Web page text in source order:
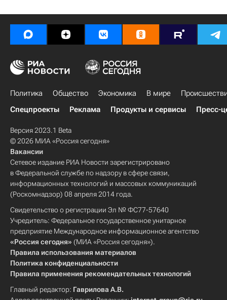
Политика Общество Экономика В мире
Спецпроекты
Реклама Продукты и сервисы Пресс-
Версия 2023.1 Beta
© 2026 МИА «Россия сегодня»
Вакансии
Сетевое издание РИА Новости зарегистрировано
в Федеральной службе по надзору в сфере связи,
информационных технологий и массовых коммуникаций
(Роскомнадзор) 08 апреля 2014 года.
Свидетельство о регистрации Эл № ФС77-57640
Учредитель: Федеральное государственное унитарное
предприятие Международное информационное агентство
«Россия сегодня» (МИА «Россия сегодня»).
Правила использования материалов
Политика конфиденциальности
Правила применения рекомендательных технологий
Главный редактор: Гаврилова А.В.